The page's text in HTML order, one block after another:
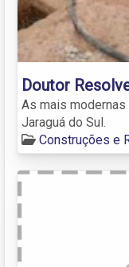
Doutor
As mais
Jaraguá do Sul.
Construções e